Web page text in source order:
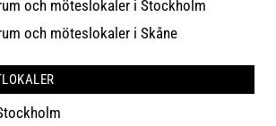
och möteslokaler i Stockholm
och möteslokaler i Skåne